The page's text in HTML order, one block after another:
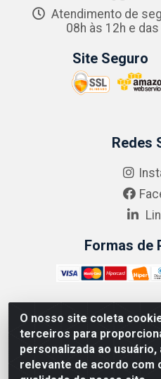
O nosso site coleta
terceiros para
personalizada ao
relevante de acordo com
Atendimento de
08h às 12h e
Site Seguro
Redes
Formas de
ABRASEG COMÉRCIO
10.894.768/0001-00 -
Penha Circular - Rio de